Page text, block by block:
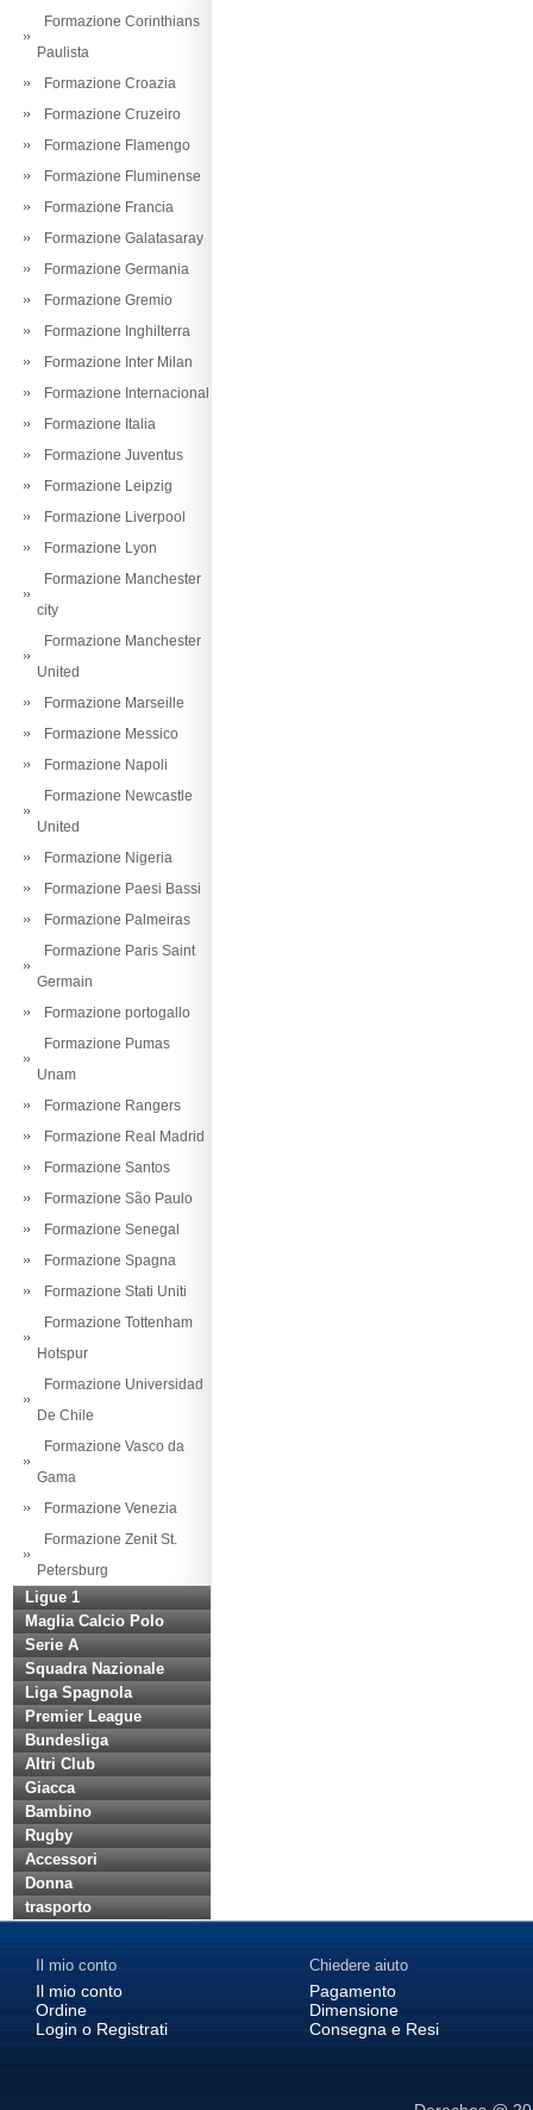
Formazione Corinthians
Paulista
Formazione Croazia
Formazione Cruzeiro
Formazione Flamengo
Formazione Fluminense
Formazione Francia
Formazione Galatasaray
Formazione Germania
Formazione Gremio
Formazione Inghilterra
Formazione Inter Milan
Formazione Internacional
Formazione Italia
Formazione Juventus
Formazione Leipzig
Formazione Liverpool
Formazione Lyon
Formazione Manchester
city
Formazione Manchester
United
Formazione Marseille
Formazione Messico
Formazione Napoli
Formazione Newcastle
United
Formazione Nigeria
Formazione Paesi Bassi
Formazione Palmeiras
Formazione Paris Saint
Germain
Formazione portogallo
Formazione Pumas
Unam
Formazione Rangers
Formazione Real Madrid
Formazione Santos
Formazione São Paulo
Formazione Senegal
Formazione Spagna
Formazione Stati Uniti
Formazione Tottenham
Hotspur
Formazione Universidad
De Chile
Formazione Vasco da
Gama
Formazione Venezia
Formazione Zenit St.
Petersburg
Ligue 1
Maglia Calcio Polo
Serie A
Squadra Nazionale
Liga Spagnola
Premier League
Bundesliga
Altri Club
Giacca
Bambino
Rugby
Accessori
Donna
trasporto
Il mio conto
Il mio conto
Ordine
Login o Registrati
Chiedere aiuto
Pagamento
Dimensione
Consegna e Resi